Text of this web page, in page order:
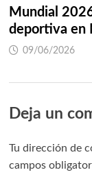
Mundial
deportiva en
09/06/2026
Deja un
Tu dirección de
campos